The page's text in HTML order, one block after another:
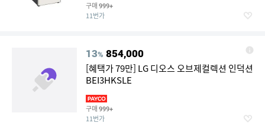
구매 999+
11번가
13% 854,000
[혜택가 79만] LG 디오스 오브제컬렉션 인덕션
BEI3HKSLE
구매 999+
11번가